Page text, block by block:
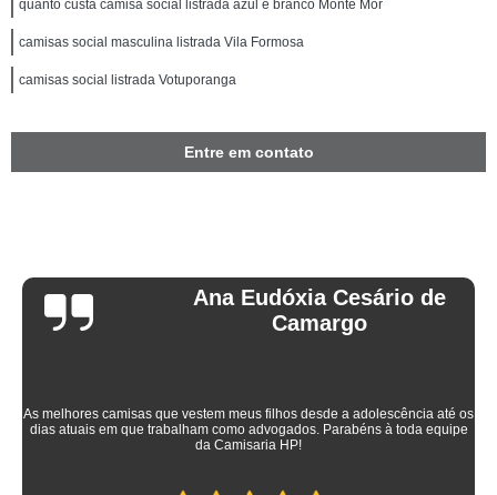
quanto custa camisa social listrada azul e branco Monte Mor
camisas social masculina listrada Vila Formosa
camisas social listrada Votuporanga
Entre em contato
Ana Eudóxia Cesário de
Camargo
As melhores camisas que vestem meus filhos desde a adolescência até os
dias atuais em que trabalham como advogados. Parabéns à toda equipe
da Camisaria HP!